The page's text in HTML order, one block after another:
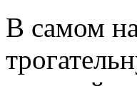
В самом